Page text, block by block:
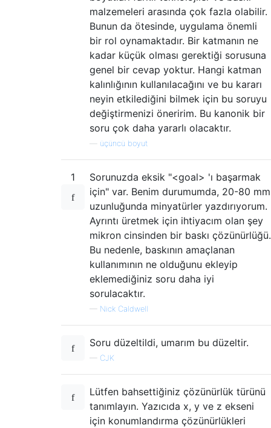
malzemeleri arasında çok fazla olabilir.
Bunun da ötesinde, uygulama önemli
bir rol oynamaktadır. Bir katmanın ne
kadar küçük olması gerektiği sorusuna
genel bir cevap yoktur. Hangi katman
kalınlığının kullanılacağını ve bu kararı
neyin etkilediğini bilmek için bu soruyu
değiştirmenizi öneririm. Bu kanonik bir
soru çok daha yararlı olacaktır.
üçüncü boyut
1
Sorunuzda eksik "<goal> 'ı başarmak
için" var. Benim durumumda, 20-80 mm
uzunluğunda minyatürler yazdırıyorum.
Ayrıntı üretmek için ihtiyacım olan şey
mikron cinsinden bir baskı çözünürlüğü.
Bu nedenle, baskının amaçlanan
kullanımının ne olduğunu ekleyip
eklemediğiniz soru daha iyi
sorulacaktır.
— Nick Caldwell
Soru düzeltildi, umarım bu düzeltir.
— CJK
Lütfen bahsettiğiniz çözünürlük türünü
tanımlayın. Yazıcıda x, y ve z ekseni
için konumlandırma çözünürlükleri